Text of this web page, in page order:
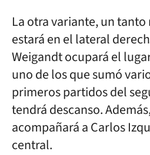
La otra variante, un
estará en el lateral
Weigandt ocupará el
uno de los que sumó
primeros partidos del
tendrá descanso.
acompañará a Carlos
central.